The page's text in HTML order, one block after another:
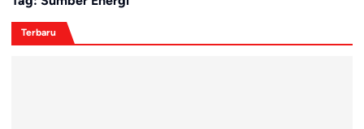
Terbaru